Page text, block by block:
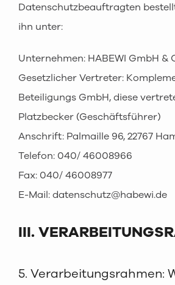
Datenschutzbeauftragten
ihn unter:
Unternehmen: HABEWI GmbH &
Gesetzlicher Vertreter:
Beteiligungs GmbH, diese
Platzbecker (Geschäftsführer)
Anschrift: Palmaille 96, 22767
Telefon: 040/ 46008966
Fax: 040/ 46008977
E-Mail: datenschutz@habewi.de
III.
5. Verarbeitungsrahmen: